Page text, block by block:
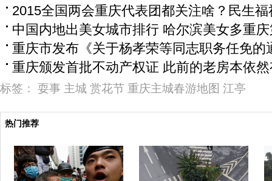
2015全国两会重庆代表团都关注啥？民生
中国内地出美女城市排行 哈尔滨美女多重
重庆市发布《关于杨孝荣等同志职务任免的
重庆颁发首批不动产权证 此前的老房本依
标签： 耍事 主城 赏花节 重庆主城春游地图 江亭
热门推荐